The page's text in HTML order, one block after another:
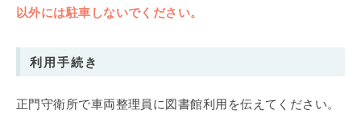
以外には駐車しないでください。
利用手続き
正門守衛所で車両整理員に図書館利用を伝えてください。